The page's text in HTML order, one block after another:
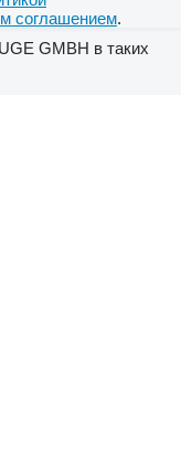
соглашением.
GMBH в таких